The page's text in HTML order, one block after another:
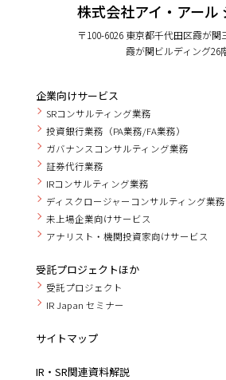
株式会社アイ・アール
〒100-6026 東京都千代田区霞が関
霞が関ビルディング26
企業向けサービス
SRコンサルティング業務
投資銀行業務（PA業務/FA業務）
ガバナンスコンサルティング業務
証券代行業務
IRコンサルティング業務
ディスクロージャーコンサルティング業務
未上場企業向けサービス
アナリスト・機関投資家向けサービス
受託プロジェクトほか
受託プロジェクト
IR Japan セミナー
サイトマップ
IR・SR関連資料解説